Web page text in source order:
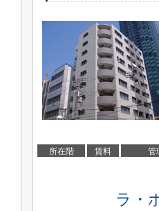
所在階 賃料 管
ラ・